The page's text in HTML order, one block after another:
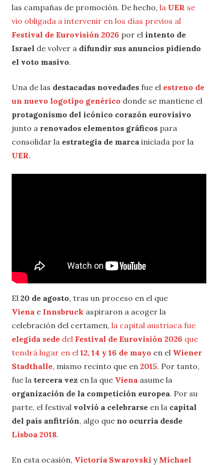
las campañas de promoción. De hecho, la UER se
vio obligada a intervenir en los días previos al
Festival de Eurovisión 2026 por el intento de
Israel de volver a difundir sus anuncios pidiendo
el voto masivo.
Una de las destacadas novedades fue el estreno de
un nuevo logotipo genérico donde se mantiene el
protagonismo del icónico corazón eurovisivo
junto a renovados elementos gráficos para
consolidar la estrategia de marca iniciada por la
UER.
El 20 de agosto, tras un proceso en el que
Viena e Innsbruck aspiraron a acoger la
celebración del certamen, la capital austriaca fue
elegida sede del Festival de Eurovisión 2026 que
tendrá lugar en el 12, 14 y 16 de mayo en el Wiener
Stadthalle, mismo recinto que en 2015. Por tanto,
fue la tercera vez en la que Viena asume la
organización de la competición europea. Por su
parte, el festival volvió a celebrarse en la capital
del país anfitrión, algo que no ocurría desde
Lisboa 2018.
En esta ocasión, Victoria Swarovski y Michael